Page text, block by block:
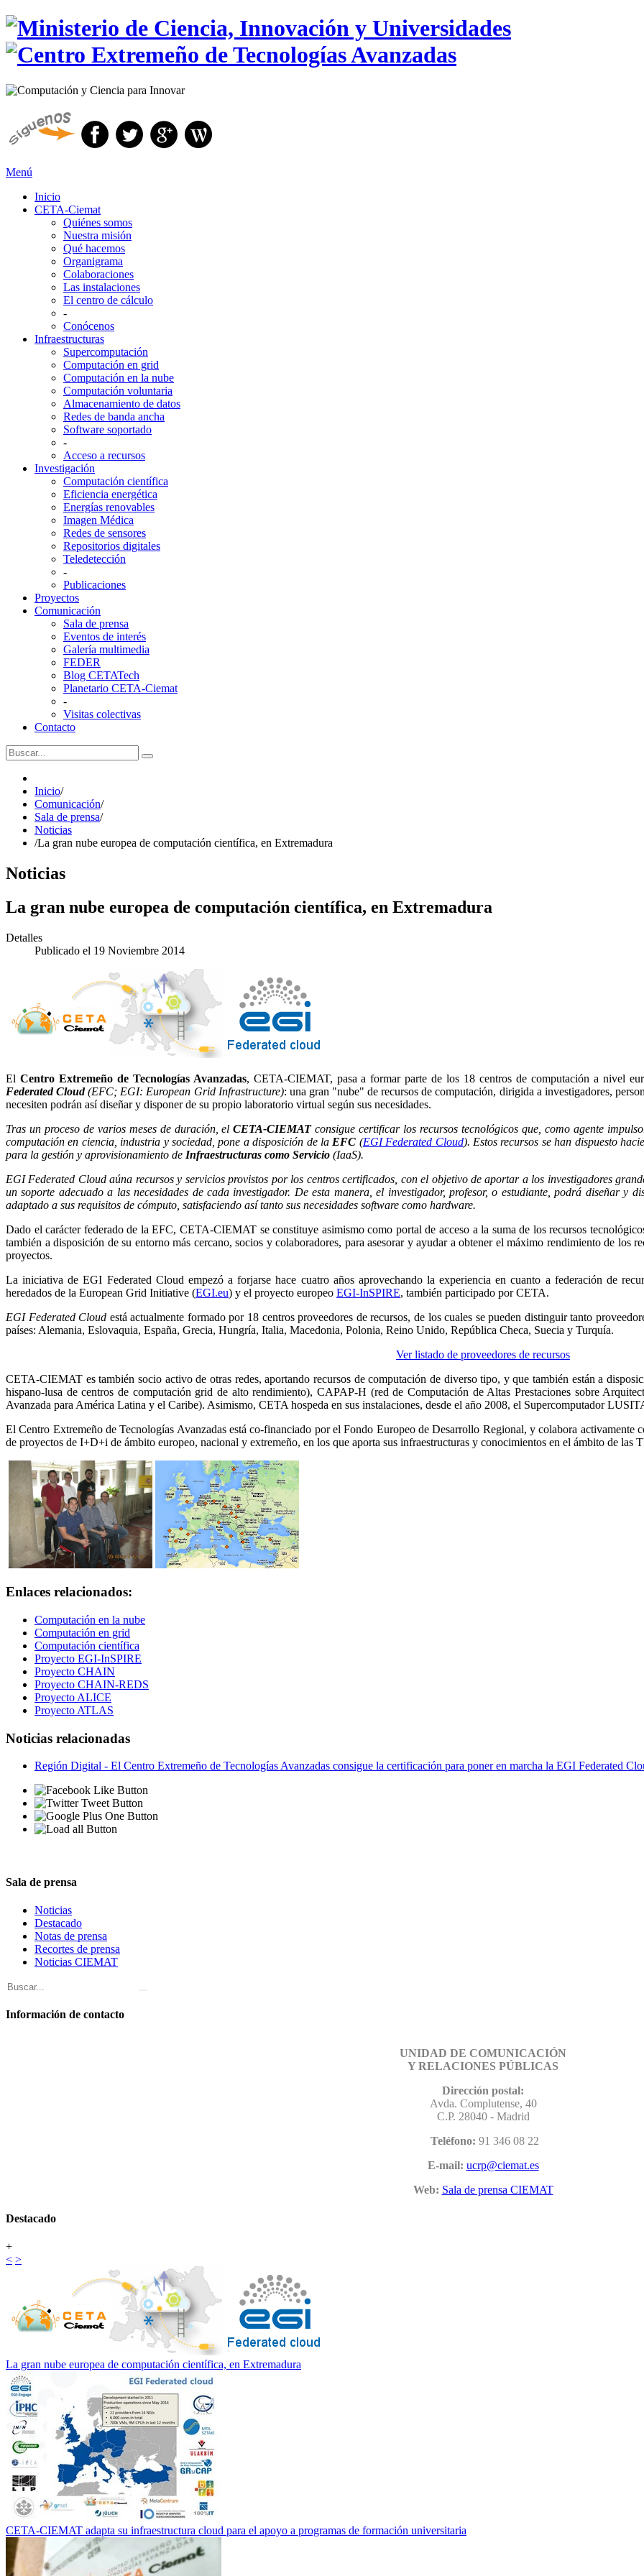
Menú
Inicio
CETA-Ciemat
Quiénes somos
Nuestra misión
Qué hacemos
Organigrama
Colaboraciones
Las instalaciones
El centro de cálculo
-
Conócenos
Infraestructuras
Supercomputación
Computación en grid
Computación en la nube
Computación voluntaria
Almacenamiento de datos
Redes de banda ancha
Software soportado
-
Acceso a recursos
Investigación
Computación científica
Eficiencia energética
Energías renovables
Imagen Médica
Redes de sensores
Repositorios digitales
Teledetección
-
Publicaciones
Proyectos
Comunicación
Sala de prensa
Eventos de interés
Galería multimedia
FEDER
Blog CETATech
Planetario CETA-Ciemat
-
Visitas colectivas
Contacto
Inicio/
Comunicación/
Sala de prensa/
Noticias
/La gran nube europea de computación científica, en Extremadura
Noticias
La gran nube europea de computación científica, en Extremadura
Detalles
Publicado el 19 Noviembre 2014
El Centro Extremeño de Tecnologías Avanzadas, CETA-CIEMAT, pasa a formar parte de los 18 centros de computación a nivel
Federated Cloud(EFC; EGI: European Grid Infrastructure): una gran "nube" de recursos de computación, dirigida a investigadores,
necesiten podrán así diseñar y disponer de su propio laboratorio virtual según sus necesidades.
Tras un proceso de varios meses de duración, elCETA-CIEMATconsigue certificar los recursos tecnológicos que, como agente
computación en ciencia, industria y sociedad, pone a disposición de la EFC (EGI Federated Cloud). Estos recursos se han dispuesto
para la gestión y aprovisionamiento de Infraestructuras como Servicio (IaaS).
EGI Federated Cloud aúna recursos y servicios provistos por los centros certificados, con el objetivo de aportar a los investigadores
un soporte adecuado a las necesidades de cada investigador. De esta manera, el investigador, profesor, o estudiante, podrá diseñar y
adaptado a sus requisitos de cómputo, satisfaciendo así tanto sus necesidades software como hardware.
Dado el carácter federado de la EFC, CETA-CIEMAT se constituye asimismo como portal de acceso a la suma de los recursos
también a disposición de su entorno más cercano, socios y colaboradores, para asesorar y ayudar a obtener el máximo rendimiento de los
proyectos.
La iniciativa de EGI Federated Cloud empezó a forjarse hace cuatro años aprovechando la experiencia en cuanto a federación de
heredados de la European Grid Initiative (EGI.eu) y el proyecto europeo EGI-InSPIRE, también participado por CETA.
EGI Federated Cloud está actualmente formado por 18 centros proveedores de recursos, de los cuales se pueden distinguir tanto
países: Alemania, Eslovaquia, España, Grecia, Hungría, Italia, Macedonia, Polonia, Reino Unido, República Checa, Suecia y Turquía.
Ver listado de proveedores de recursos
CETA-CIEMAT es también socio activo de otras redes, aportando recursos de computación de diverso tipo, y que también están a
hispano-lusa de centros de computación grid de alto rendimiento), CAPAP-H (red de Computación de Altas Prestaciones sobre
Avanzada para América Latina y el Caribe). Asimismo, CETA hospeda en sus instalaciones, desde el año 2008, el Supercomputador
El Centro Extremeño de Tecnologías Avanzadas está co-financiado por el Fondo Europeo de Desarrollo Regional, y colabora activamente
de proyectos de I+D+i de ámbito europeo, nacional y extremeño, en los que aporta sus infraestructuras y conocimientos en el ámbito de
Enlaces relacionados:
Computación en la nube
Computación en grid
Computación científica
Proyecto EGI-InSPIRE
Proyecto CHAIN
Proyecto CHAIN-REDS
Proyecto ALICE
Proyecto ATLAS
Noticias relacionadas
Región Digital - El Centro Extremeño de Tecnologías Avanzadas consigue la certificación para poner en marcha la EGI Federated
Sala de prensa
Noticias
Destacado
Notas de prensa
Recortes de prensa
Noticias CIEMAT
Información de contacto
UNIDAD DE COMUNICACIÓN
Y RELACIONES PÚBLICAS
Dirección postal:
Avda. Complutense, 40
C.P. 28040 - Madrid
Teléfono: 91 346 08 22
E-mail:
Web: Sala de prensa CIEMAT
Destacado
+
< >
La gran nube europea de computación científica, en Extremadura
CETA-CIEMAT adapta su infraestructura cloud para el apoyo a programas de formación universitaria